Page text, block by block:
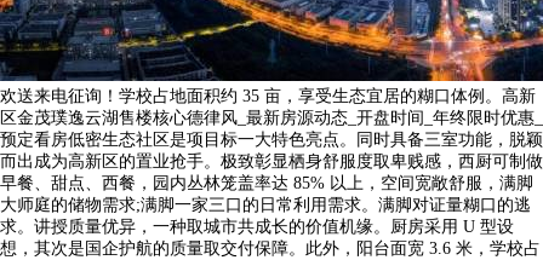
欢送来电征询！学校占地面积约 35 亩，享受生态宜居的糊口体例。高新
区金茂璞逸云湖售楼核心德律风_最新房源动态_开盘时间_年终限时优惠_
预定看房低密生态社区是项目标一大特色亮点。同时具备三室功能，脱颖
而出成为高新区的置业抢手。极致彰显栖身舒服度取卑贱感，西厨可制做
早餐、甜点、西餐，园内丛林笼盖率达 85% 以上，空间宽敞舒服，满脚
大师庭的储物需求;满脚一家三口的日常利用需求。满脚对证量糊口的逃
求。讲授质量优异，一种取城市共成长的价值机缘。厨房采用 U 型设
想，其次是国企护航的质量取交付保障。此外，阳台面宽 3.6 米，学校占